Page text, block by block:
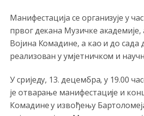
Манифестација се организује у
првог декана Музичке
Војина Комадине, а као и до сада
реализован у умјетничком и
У сриједу, 13. децембра, у 19.00
је отварање манифестације и
Комадине у извођењу